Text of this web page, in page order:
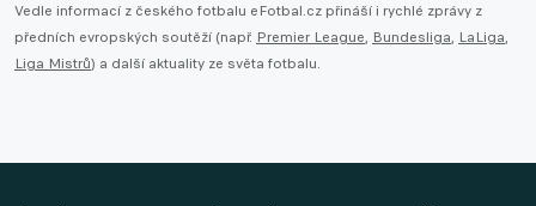
Vedle informací z českého fotbalu eFotbal.cz přináší i rychlé zprávy z
předních evropských soutěží (např. Premier League, Bundesliga, LaLiga,
Liga Mistrů) a další aktuality ze světa fotbalu.